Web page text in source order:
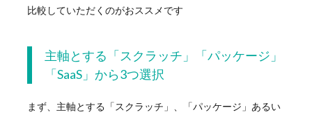
比較していただくのがおススメです
主軸とする「スクラッチ」「パッケージ」
「SaaS」から3つ選択
まず、主軸とする「スクラッチ」、「パッケージ」あるい